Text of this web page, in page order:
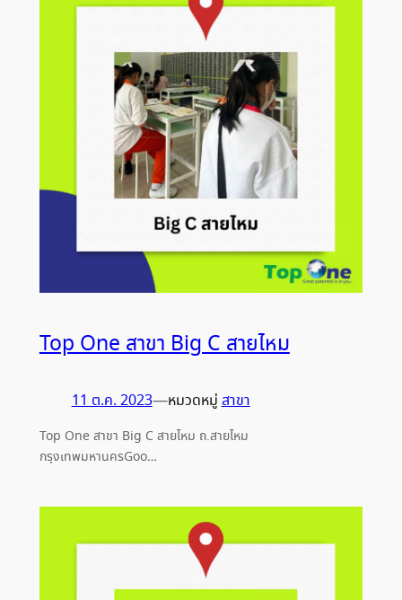
Top One สาขา Big C สายไหม
11 ต.ค. 2023—หมวดหมู่สาขา
Top One สาขา Big C สายไหม ถ.สายไหม
กรุงเทพมหานครGoo…